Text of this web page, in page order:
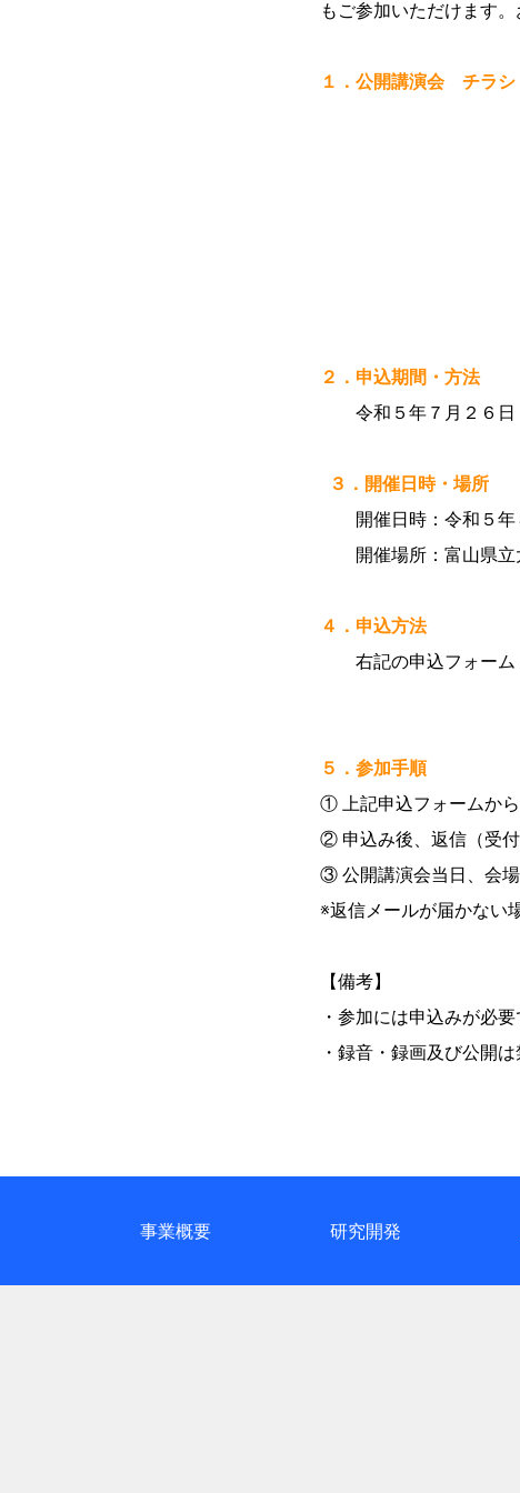
もご参加いただけます
１．公開講演会 チラシ
２．申込期間・方法
令和５年７月２６日
３．開催日時・場所
開催日時：令和５年
開催場所：富山県立
４．申込方法
右記の申込フォーム
５．参加手順
① 上記申込フォームから
② 申込み後、返信（受
③ 公開講演会当日、会場
※返信メールが届かない
【備考】
・参加には申込みが必要
・録音・録画及び公開は
事業概要 研究開発